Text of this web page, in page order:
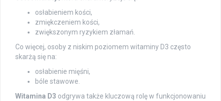
osłabieniem kości,
zmiękczeniem kości,
zwiększonym ryzykiem złamań.
Co więcej, osoby z niskim poziomem witaminy D3 często
skarżą się na:
osłabienie mięśni,
bóle stawowe.
Witamina D3 odgrywa także kluczową rolę w funkcjonowaniu